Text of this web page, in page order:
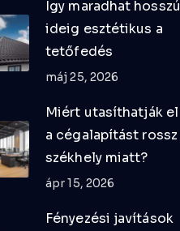
Így maradhat hosszú
ideig esztétikus a
tetőfedés
máj 25, 2026
Miért utasíthatják el
a cégalapítást rossz
székhely miatt?
ápr 15, 2026
Fényezési javítások